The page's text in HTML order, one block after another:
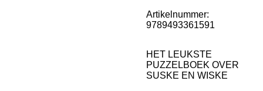
Artikelnummer:
9789493361591
HET LEUKSTE
PUZZELBOEK OVER
SUSKE EN WISKE